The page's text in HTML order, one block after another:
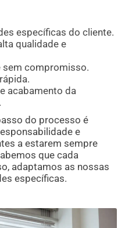
específicas do cliente.
qualidade e
sem compromisso.
acabamento da
do processo é
e
a estarem sempre
que cada
adaptamos as nossas
específicas.